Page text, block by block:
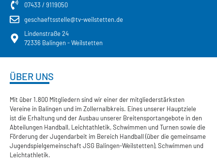
07433 / 9119050
geschaeftsstelle@tv-weilstetten.de
Lindenstraße 24
72336 Balingen - Weilstetten
ÜBER UNS
Mit über 1.800 Mitgliedern sind wir einer der mitgliederstärksten
Vereine in Balingen und im Zollernalbkreis. Eines unserer Hauptziele
ist die Erhaltung und der Ausbau unserer Breitensportangebote in den
Abteilungen Handball, Leichtathletik, Schwimmen und Turnen sowie die
Förderung der Jugendarbeit im Bereich Handball (über die gemeinsame
Jugendspielgemeinschaft JSG Balingen-Weilstetten), Schwimmen und
Leichtathletik.